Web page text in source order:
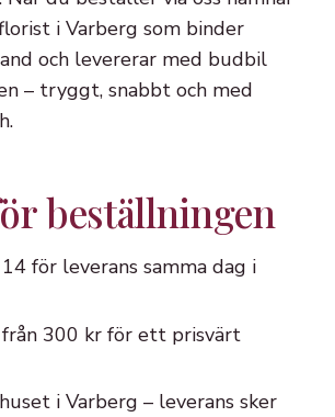
i Varberg som binder
och levererar med budbil
– tryggt, snabbt och med
beställningen
för leverans samma dag i
300 kr för ett prisvärt
i Varberg – leverans sker